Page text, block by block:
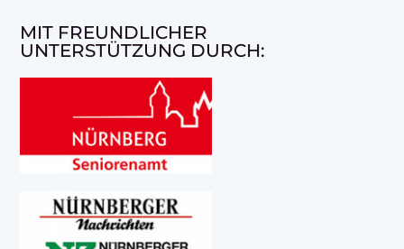
MIT FREUNDLICHER
UNTERSTÜTZUNG DURCH: